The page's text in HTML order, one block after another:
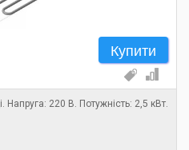
Купити
220 В. Потужність: 2,5 кВт.